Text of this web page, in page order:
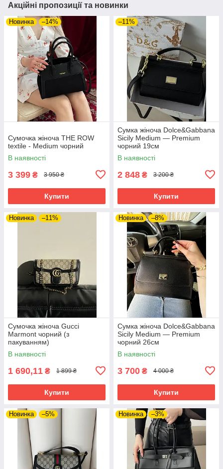
Акційні пропозиції та новинки
Новинка –14%
Сумочка жіноча THE ROW
textile - Medium чорний
В наявності
3 399 ₴ 3 950 ₴
Купити
–11%
Сумка жіноча Dolce&Gabbana
Sicily Medium — Premium
чорний 19см
В наявності
2 848 ₴ 3 200 ₴
Купити
Новинка –11%
Сумочка жіноча Gucci
Marmont чорний (з
пакуванням)
В наявності
1 690,11 ₴ 1 899 ₴
Купити
Новинка –8%
Сумка жіноча Dolce&Gabbana
Sicily Medium — Premium
чорний 26см
В наявності
3 700 ₴ 4 000 ₴
Купити
Новинка –5% Новинка –3%